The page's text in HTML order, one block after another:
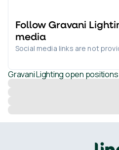
Follow Gravani
media
Social media links are not
Gravani Lightingopen positions